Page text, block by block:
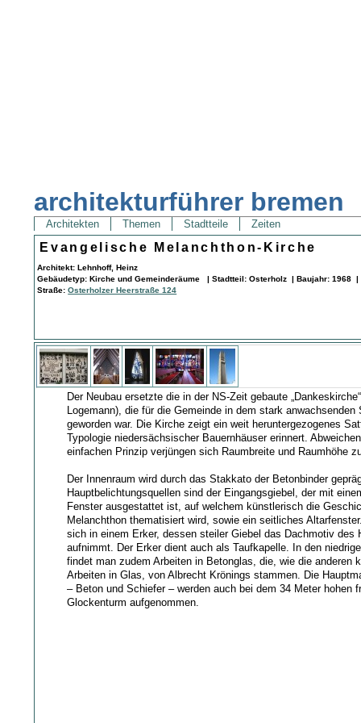
architekturführer bremen
Architekten Themen Stadtteile Zeiten
Evangelische Melanchthon-Kirche
Architekt: Lehnhoff, Heinz
Gebäudetyp: Kirche und Gemeinderäume | Stadtteil: Osterholz | Baujahr: 1968 |
Straße:Osterholzer Heerstraße 124
Der Neubau ersetzte die in der NS-Zeit gebaute
Logemann), die für die Gemeinde in dem stark
geworden war. Die Kirche zeigt ein weit heruntergezogenes
Typologie niedersächsischer Bauernhäuser erinnert.
einfachen Prinzip verjüngen sich Raumbreite und Raumhöhe
Der Innenraum wird durch das Stakkato der Betonbinder
Hauptbelichtungsquellen sind der Eingangsgiebel, der mit
Fenster ausgestattet ist, auf welchem künstlerisch die
Melanchthon thematisiert wird, sowie ein seitliches
sich in einem Erker, dessen steiler Giebel das Dachmotiv des
aufnimmt. Der Erker dient auch als Taufkapelle. In den
findet man zudem Arbeiten in Betonglas, die, wie die anderen
Arbeiten in Glas, von Albrecht Krönings stammen. Die
– Beton und Schiefer – werden auch bei dem 34 Meter hohen
Glockenturm aufgenommen.